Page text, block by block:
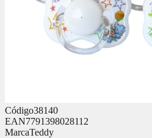
Código38140
EAN7791398028112
MarcaTeddy